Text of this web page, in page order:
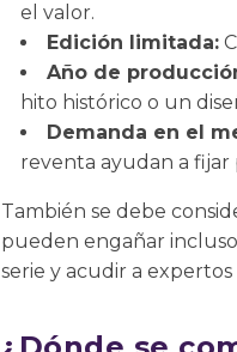
el valor.
Edición limitada:
Año de
hito histórico o un
Demanda en el
reventa ayudan a fijar
También se debe
pueden engañar
serie y acudir a